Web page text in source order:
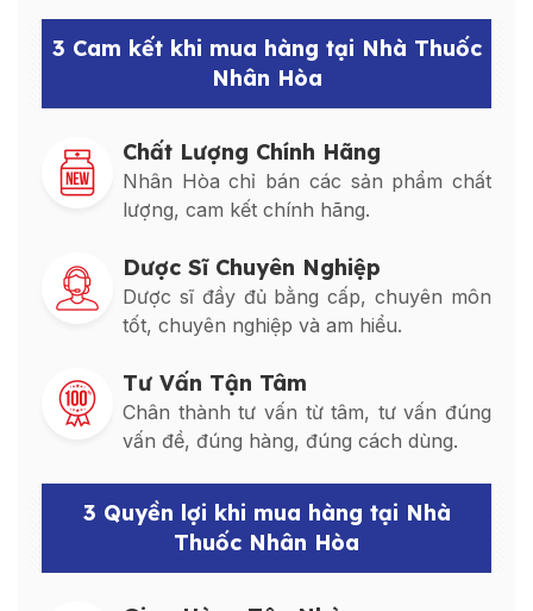
3 Cam kết khi mua hàng tại Nhà Thuốc
Nhân Hòa
Chất Lượng Chính Hãng
Nhân Hòa chỉ bán các sản phẩm chất
lượng, cam kết chính hãng.
Dược Sĩ Chuyên Nghiệp
Dược sĩ đầy đủ bằng cấp, chuyên môn
tốt, chuyên nghiệp và am hiểu.
Tư Vấn Tận Tâm
Chân thành tư vấn từ tâm, tư vấn đúng
vấn đề, đúng hàng, đúng cách dùng.
3 Quyền lợi khi mua hàng tại Nhà
Thuốc Nhân Hòa